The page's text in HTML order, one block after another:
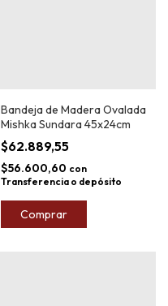
Bandeja de Madera Ovalada
Mishka Sundara 45x24cm
$62.889,55
$56.600,60 con
Transferencia o depósito